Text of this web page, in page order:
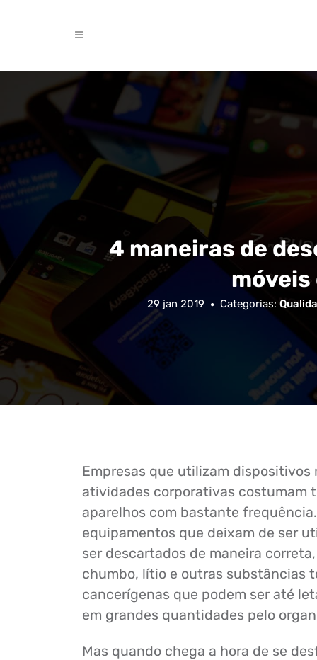
4 maneiras de
29 jan 2019 Categorias:
Empresas que utilizam dispositivos
atividades corporativas costumam
aparelhos com bastante
equipamentos que deixam de ser
ser descartados de maneira
chumbo, lítio e outras substâncias
cancerígenas que podem ser até
em grandes quantidades pelo
Mas quando chega a hora de se